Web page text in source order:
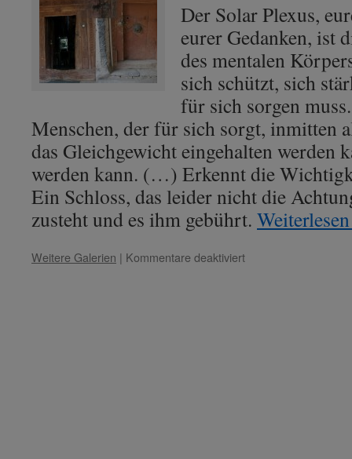
Der Solar Plexus,
eurer Gedanken, ist
des mentalen
sich schützt, sich
für sich sorgen
Menschen, der für sich sorgt, inmitten
das Gleichgewicht eingehalten werden
werden kann. (…) Erkennt die
Ein Schloss, das leider nicht die
zusteht und es ihm gebührt.
Weitere Galerien | Kommentare deaktiviertfür